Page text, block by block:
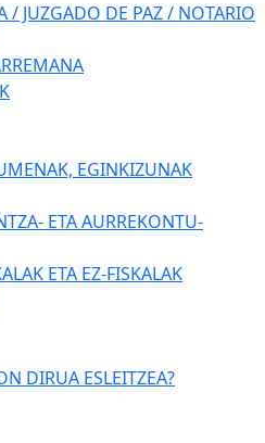
/ JUZGADO DE PAZ / NOTARIO
EGINKIZUNAK
ETA AURREKONTU-
ETA EZ-FISKALAK
DIRUA ESLEITZEA?